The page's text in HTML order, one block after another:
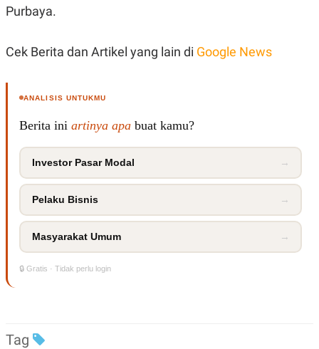
I
N
M
A
SITEMAPPROFILETERM
PEMBERITAAN
Purbaya.
Cek Berita dan Artikel yang lain di Google News
ANALISIS UNTUKMU
Berita ini artinya apa buat kamu?
Investor Pasar Modal →
Pelaku Bisnis →
Masyarakat Umum →
🔒 Gratis · Tidak perlu login
Tag